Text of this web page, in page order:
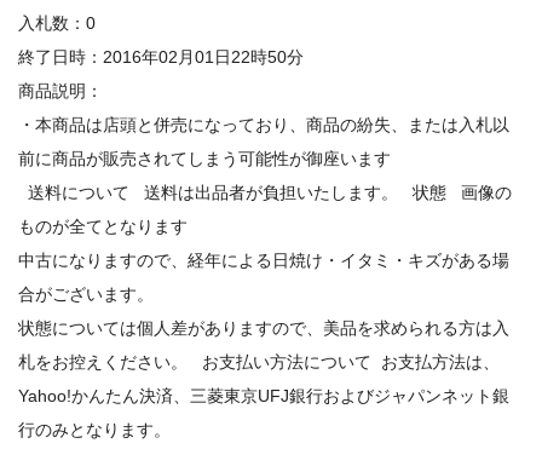
入札数：0
終了日時：2016年02月01日22時50分
商品説明：
・本商品は店頭と併売になっており、商品の紛失、または入札以
前に商品が販売されてしまう可能性が御座います
送料について 送料は出品者が負担いたします。 状態 画像の
ものが全てとなります
中古になりますので、経年による日焼け・イタミ・キズがある場
合がございます。
状態については個人差がありますので、美品を求められる方は入
札をお控えください。 お支払い方法について お支払方法は、
Yahoo!かんたん決済、三菱東京UFJ銀行およびジャパンネット銀
行のみとなります。